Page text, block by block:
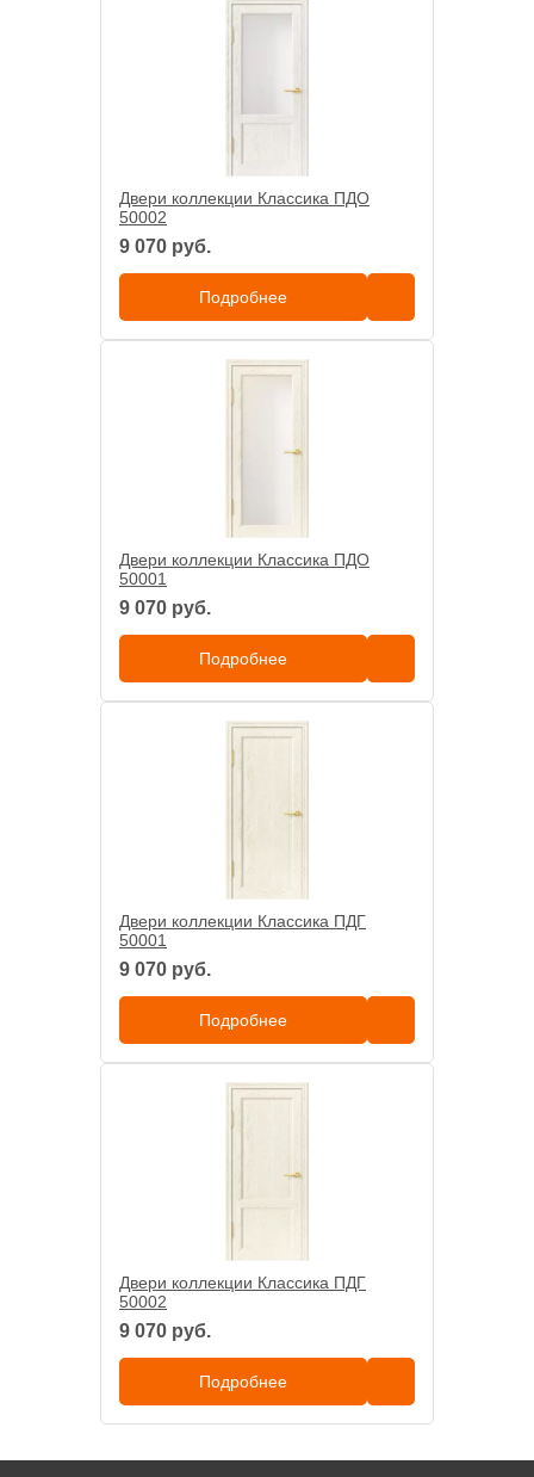
Двери коллекции Классика ПДО
50002
9 070 руб.
Подробнее
Двери коллекции Классика ПДО
50001
9 070 руб.
Подробнее
Двери коллекции Классика ПДГ
50001
9 070 руб.
Подробнее
Двери коллекции Классика ПДГ
50002
9 070 руб.
Подробнее